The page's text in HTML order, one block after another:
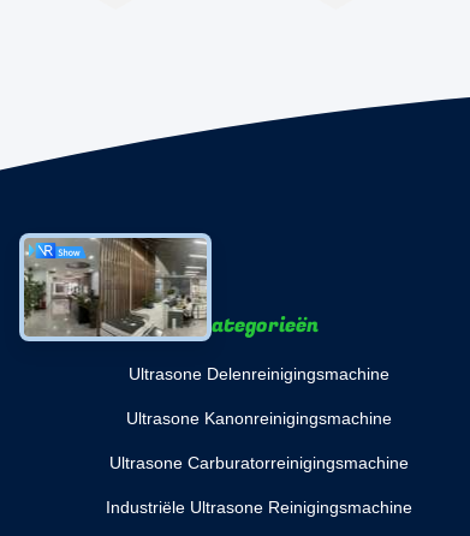
Categorieën
Ultrasone Delenreinigingsmachine
Ultrasone Kanonreinigingsmachine
Ultrasone Carburatorreinigingsmachine
Industriële Ultrasone Reinigingsmachine